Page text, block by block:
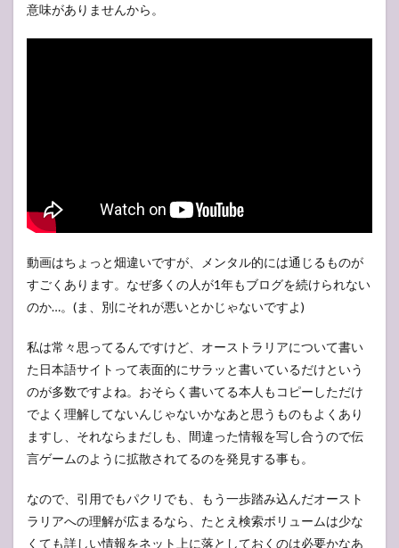
意味がありませんから。
動画はちょっと畑違いですが、メンタル的には通じるものが
すごくあります。なぜ多くの人が1年もブログを続けられない
のか…。(ま、別にそれが悪いとかじゃないですよ)
私は常々思ってるんですけど、オーストラリアについて書い
た日本語サイトって表面的にサラッと書いているだけという
のが多数ですよね。おそらく書いてる本人もコピーしただけ
でよく理解してないんじゃないかなあと思うものもよくあり
ますし、それならまだしも、間違った情報を写し合うので伝
言ゲームのように拡散されてるのを発見する事も。
なので、引用でもパクリでも、もう一歩踏み込んだオースト
ラリアへの理解が広まるなら、たとえ検索ボリュームは少な
くても詳しい情報をネット上に落としておくのは必要かなあ